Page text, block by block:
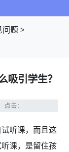
问题>
吸引学生？
点击：
听课，而且这
课，是留住孩